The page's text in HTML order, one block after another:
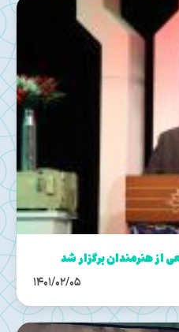
هنرمندان برگزار شد
1401/02/05